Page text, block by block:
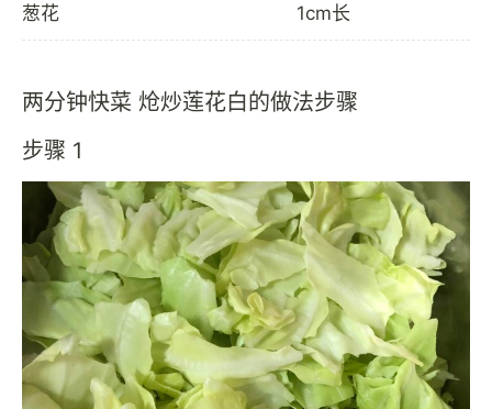
葱花 1cm长
两分钟快菜 炝炒莲花白的做法步骤
步骤 1